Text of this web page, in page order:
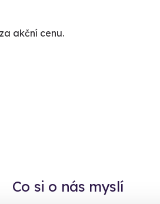
akční cenu.
Co si o nás myslí